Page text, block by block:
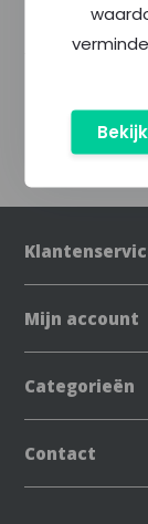
Specificaties
Mijn account
Categorieën
Contact